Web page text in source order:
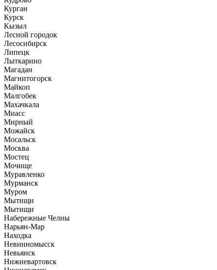
Курган
Курск
Кызыл
Лесной городок
Лесосибирск
Липецк
Лыткарино
Магадан
Магнитогорск
Майкоп
Малгобек
Махачкала
Миасс
Мирный
Можайск
Мосальск
Москва
Мостец
Мочище
Муравленко
Мурманск
Муром
Мытищи
Мытищи
Набережные Челны
Нарьян-Мар
Находка
Невинномысск
Невьянск
Нижневартовск